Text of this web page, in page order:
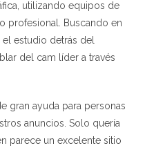
utilizando equipos de
profesional. Buscando en
estudio detrás del
del cam líder a través
gran ayuda para personas
anuncios. Solo quería
parece un excelente sitio